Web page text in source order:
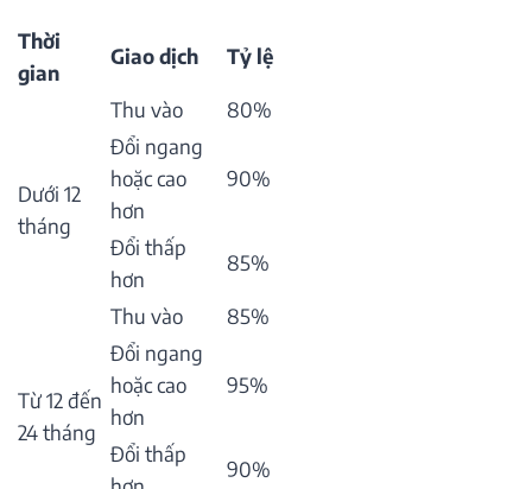
Thời
gian
Giao dịch Tỷ lệ
Dưới 12
tháng
Thu vào
80%
Đổi ngang
hoặc cao
hơn
90%
Đổi thấp
hơn
85%
Từ 12 đến
24 tháng
Thu vào
85%
Đổi ngang
hoặc cao
hơn
95%
Đổi thấp
90%